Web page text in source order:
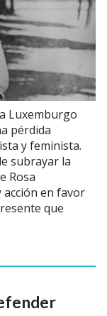
Luxemburgo
pérdida
y feminista.
subrayar la
Rosa
en favor
que